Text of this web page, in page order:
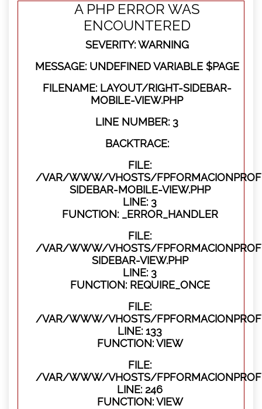
A PHP ERROR WAS
ENCOUNTERED
SEVERITY: WARNING
MESSAGE: UNDEFINED VARIABLE $PAGE
FILENAME: LAYOUT/RIGHT-SIDEBAR-
MOBILE-VIEW.PHP
LINE NUMBER: 3
BACKTRACE:
FILE:
/VAR/WWW/VHOSTS/
SIDEBAR-MOBILE-VIEW.PHP
LINE: 3
FUNCTION: _ERROR_HANDLER
FILE:
/VAR/WWW/VHOSTS/
SIDEBAR-VIEW.PHP
LINE: 3
FUNCTION: REQUIRE_ONCE
FILE:
/VAR/WWW/VHOSTS/
LINE: 133
FUNCTION: VIEW
FILE:
/VAR/WWW/VHOSTS/
LINE: 246
FUNCTION: VIEW